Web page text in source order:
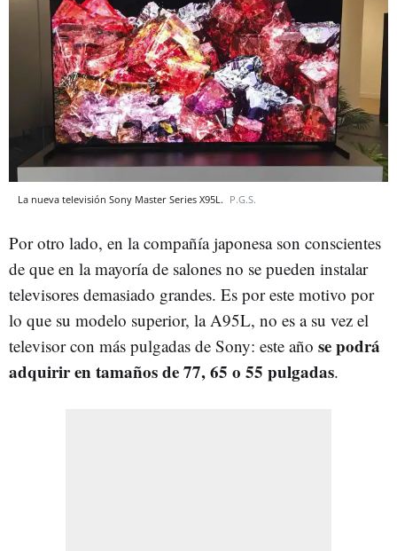
La nueva televisión Sony Master Series X95L. P.G.S.
Por otro lado, en la compañía japonesa son conscientes
de que en la mayoría de salones no se pueden instalar
televisores demasiado grandes. Es por este motivo por
lo que su modelo superior, la A95L, no es a su vez el
televisor con más pulgadas de Sony: este año se podrá
adquirir en tamaños de 77, 65 o 55 pulgadas.